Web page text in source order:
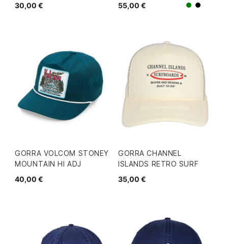
30,00 €
55,00 €
VerdeNegro/
GORRA VOLCOM STONEY
MOUNTAIN HI ADJ
40,00 €
GORRA CHANNEL
ISLANDS RETRO SURF
35,00 €